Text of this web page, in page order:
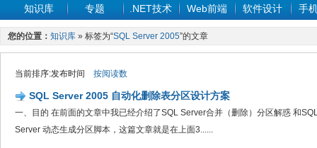
知识库 专题 .NET技术 Web前端 软件设计 手
您的位置： 知识库 » 标签为“SQL Server 2005”的文章
当前排序:发布时间 按阅读数
SQL Server 2005 自动化删除表分区设计方案
一、目的 在前面的文章中我已经介绍了SQL Server合并（删除）分区解惑 和
Server 动态生成分区脚本，这篇文章就是在上面3......